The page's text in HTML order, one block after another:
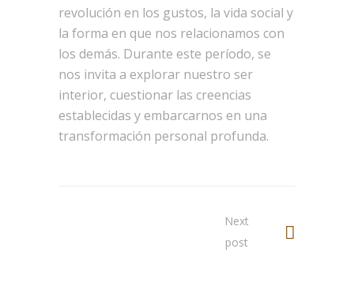
revolución en los gustos, la vida social y
la forma en que nos relacionamos con
los demás. Durante este período, se
nos invita a explorar nuestro ser
interior, cuestionar las creencias
establecidas y embarcarnos en una
transformación personal profunda.
Next
post